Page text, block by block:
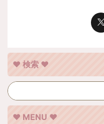
❤︎ 検索 ❤︎
❤︎ MENU ❤︎